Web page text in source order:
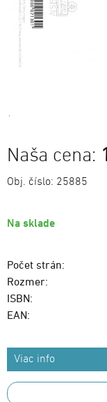
Naša cena:
Obj. číslo: 25885
Na sklade
Počet strán:
Rozmer:
ISBN:
EAN:
Viac info